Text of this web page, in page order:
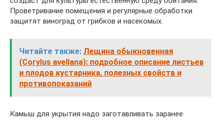
Проветривание помещения и регулярные обработки
защитят виноград от грибков и насекомых.
Читайте также: Лещина обыкновенная
(Corylus avellana): подробное описание листьев
и плодов кустарника, полезных свойств и
противопоказаний
Камыш для укрытия надо заготавливать заранее